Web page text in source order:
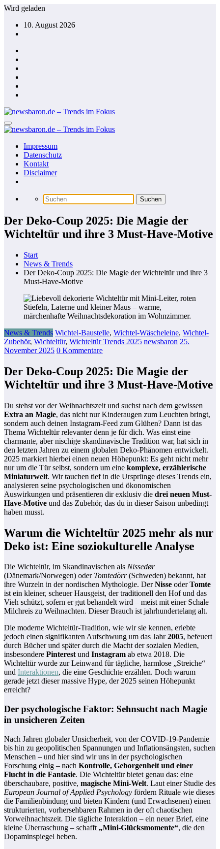
Zum
springen
Wird geladen
10. August 2026
Impressum
Datenschutz
Kontakt
Disclaimer
Der Deko-Coup 2025: Die Magie der
Wichteltür und ihre 3 Must-Have-Motive
Start
News & Trends
Der Deko-Coup 2025: Die Magie der Wichteltür und ihre 3
Must-Have-Motive
News & Trends Wichtel-Baustelle, Wichtel-Wäscheleine, Wichtel-
Zubehör, Wichteltür, Wichteltür Trends 2025 newsbaron 25.
November 2025 0 Kommentare
Der Deko-Coup 2025: Die Magie der
Wichteltür und ihre 3 Must-Have-Motive
Du stehst vor der Weihnachtszeit und suchst nach dem gewissen
Extra an Magie, das nicht nur Kinderaugen zum Leuchten bringt,
sondern auch deinen Instagram-Feed zum Glühen? Dann ist das
Thema Wichteltür relevanter denn je für dich. Was einst eine
charmante, aber nischige skandinavische Tradition war, hat sich in
den letzten Jahren zu einem globalen Deko-Phänomen entwickelt.
2025 markiert hierbei einen neuen Höhepunkt: Es geht nicht mehr
nur um die Tür selbst, sondern um eine komplexe, erzählerische
Miniaturwelt. Wir tauchen tief in die Ursprünge dieses Trends ein,
analysieren seine psychologischen und ökonomischen
Auswirkungen und präsentieren dir exklusiv die drei neuen Must-
Have-Motive und das Zubehör, das du in dieser Saison unbedingt
haben musst.
Warum die Wichteltür 2025 mehr als nur
Deko ist: Eine soziokulturelle Analyse
Die Wichteltür, im Skandinavischen als Nissedør
(Dänemark/Norwegen) oder Tomtedörr(Schweden) bekannt, hat
ihre Wurzeln in der nordischen Mythologie. DerNisse oderTomte
ist ein kleiner, scheuer Hausgeist, der traditionell den Hof und das
Vieh schützt, sofern er gut behandelt wird – meist mit einer Schale
Milchreis zu Weihnachten. Dieser Brauch ist jahrhundertelang alt.
Die moderne Wichteltür-Tradition, wie wir sie kennen, erlebte
jedoch einen signifikanten Aufschwung um das Jahr2005, befeuert
durch Bücher und später durch die Macht der sozialen Medien,
insbesondere Pinterestund Instagram ab etwa 2018. Die
Wichteltür wurde zur Leinwand für tägliche, harmlose „Streiche“
und Interaktionen, die eine Geschichte erzählen. Doch warum
gerade jetzt dieser massive Hype, der 2025 seinen Höhepunkt
erreicht?
Der psychologische Faktor: Sehnsucht nach Magie
in unsicheren Zeiten
Nach Jahren globaler Unsicherheit, von der COVID-19-Pandemie
bis hin zu geopolitischen Spannungen und Inflationsängsten, suchen
Menschen – und hier sind wir uns in der psychologischen
Forschung einig – nach Kontrolle, Geborgenheit und einer
Flucht in die Fantasie. Die Wichteltür bietet genau das: eine
überschaubare, positive, magische Mini-Welt. Laut einer Studie des
European Journal of Applied Psychology fördern Rituale wie dieses
die Familienbindung und bieten Kindern (und Erwachsenen) einen
strukturierten, vorhersehbaren Rahmen in der oft chaotischen
Vorweihnachtszeit. Die tägliche Interaktion – ein neuer Brief, eine
kleine Überraschung – schafft „Mini-Glücksmomente“, die den
Dopaminspiegel heben.